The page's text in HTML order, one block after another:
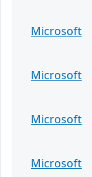
Microsoft
Microsoft
Microsoft
Microsoft